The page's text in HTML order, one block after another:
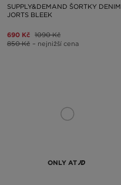
SUPPLY&DEMAND ŠORTKY DENIM
JORTS BLEEK
690 Kč 1090 Kč
850 Kč – nejnižší cena
ONLY AT